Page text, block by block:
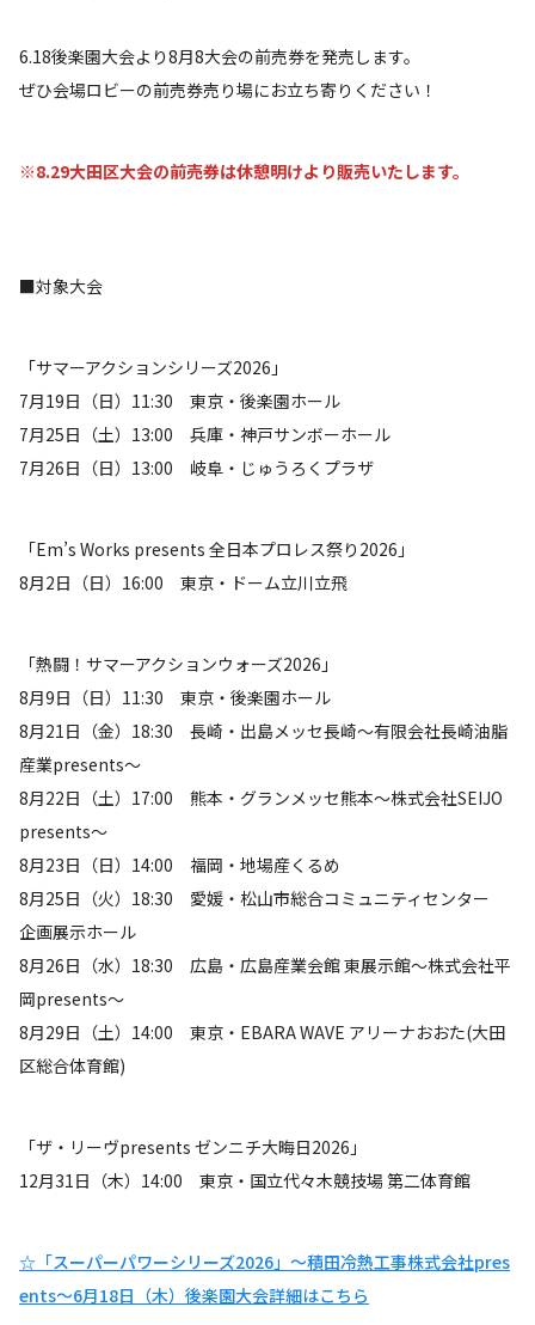
6.18後楽園大会より8月8大会の前売券を発売します。
ぜひ会場ロビーの前売券売り場にお立ち寄りください！
※8.29大田区大会の前売券は休憩明けより販売いたします。
■対象大会
「サマーアクションシリーズ2026」
7月19日（日）11:30 東京・後楽園ホール
7月25日（土）13:00 兵庫・神戸サンボーホール
7月26日（日）13:00 岐阜・じゅうろくプラザ
「Em’s Works presents 全日本プロレス祭り2026」
8月2日（日）16:00 東京・ドーム立川立飛
「熱闘！サマーアクションウォーズ2026」
8月9日（日）11:30 東京・後楽園ホール
8月21日（金）18:30 長崎・出島メッセ長崎～有限会社長崎油脂
産業presents～
8月22日（土）17:00 熊本・グランメッセ熊本〜株式会社SEIJO
presents〜
8月23日（日）14:00 福岡・地場産くるめ
8月25日（火）18:30 愛媛・松山市総合コミュニティセンター
企画展示ホール
8月26日（水）18:30 広島・広島産業会館 東展示館～株式会社平
岡presents～
8月29日（土）14:00 東京・EBARA WAVE アリーナおおた(大田
区総合体育館)
「ザ・リーヴpresents ゼンニチ大晦日2026」
12月31日（木）14:00 東京・国立代々木競技場 第二体育館
☆「スーパーパワーシリーズ2026」～積田冷熱工事株式会社pres
ents～6月18日（木）後楽園大会詳細はこちら